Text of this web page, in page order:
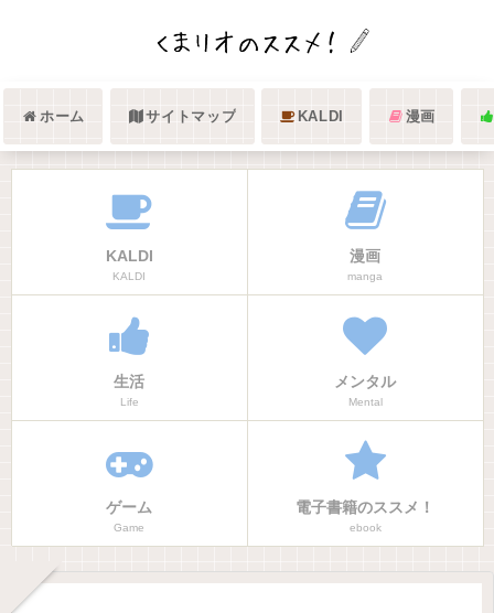
ホーム サイトマップ KALDI 漫画
KALDI
KALDI
漫画
manga
生活
Life
メンタル
Mental
ゲーム
Game
電子書籍のススメ！
ebook